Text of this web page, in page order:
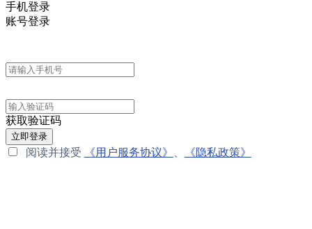
手机登录
账号登录
获取验证码
立即登录
阅读并接受 《用户服务协议》 《隐私政策》